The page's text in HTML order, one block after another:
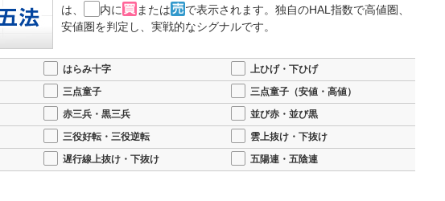
は、
内に または
で表示されます。独自のHAL指数で高値圏、
安値圏を判定し、実戦的なシグナルです。
はらみ十字
上ひげ・下ひげ
三点童子
三点童子（安値・高値）
赤三兵・黒三兵
並び赤・並び黒
三役好転・三役逆転
雲上抜け・下抜け
遅行線上抜け・下抜け 五陽連・五陰連